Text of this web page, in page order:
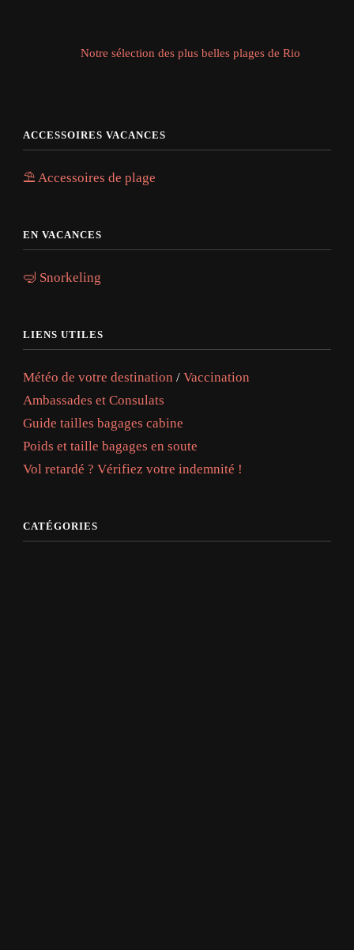
Notre sélection des plus belles plages de Rio
ACCESSOIRES VACANCES
⛱️ Accessoires de plage
EN VACANCES
🤿 Snorkeling
LIENS UTILES
Météo de votre destination / Vaccination
Ambassades et Consulats
Guide tailles bagages cabine
Poids et taille bagages en soute
Vol retardé ? Vérifiez votre indemnité !
CATÉGORIES